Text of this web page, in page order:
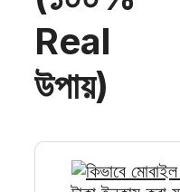
Real
উপায়)